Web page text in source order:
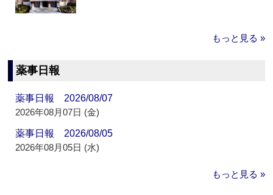
もっと見る »
薬事日報
薬事日報 2026/08/07
2026年08月07日 (金)
薬事日報 2026/08/05
2026年08月05日 (水)
もっと見る »